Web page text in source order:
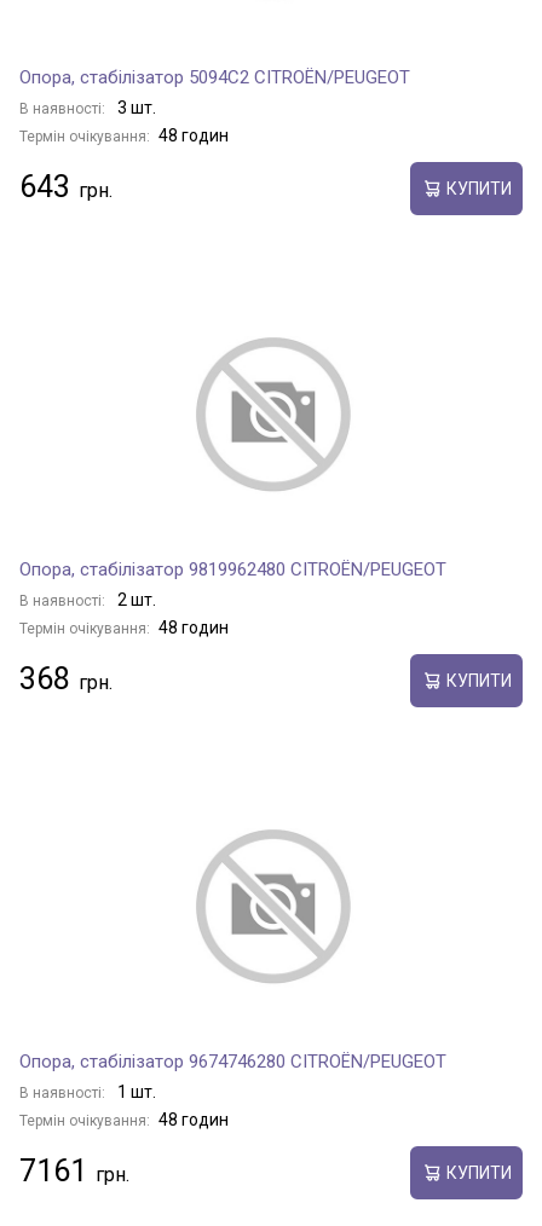
Опора, стабілізатор 5094C2 CITROËN/PEUGEOT
В наявності: 3 шт.
Термін очікування: 48 годин
643 КУПИТИ
Опора, стабілізатор 9819962480 CITROËN/PEUGEOT
В наявності: 2 шт.
Термін очікування: 48 годин
368 КУПИТИ
Опора, стабілізатор 9674746280 CITROËN/PEUGEOT
В наявності: 1 шт.
Термін очікування: 48 годин
7161 КУПИТИ